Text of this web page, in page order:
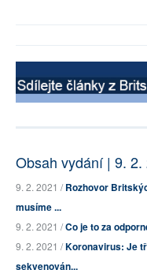
Obsah vydání | 9. 2.
9. 2. 2021 /Rozhovor
musíme ...
9. 2. 2021 /Co je to za
9. 2. 2021 /Koronavirus: Je
sekvenován...